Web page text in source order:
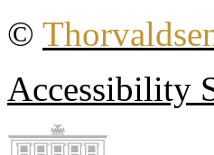
©
Accessibility